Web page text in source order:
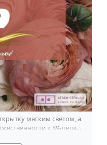
мягким светом, а
к 89-летию